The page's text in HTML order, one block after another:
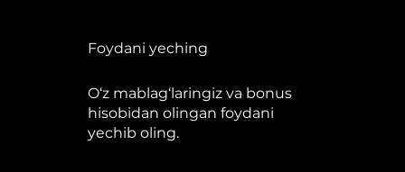
Foydani yeching
O‘z mablag‘laringiz va bonus
hisobidan olingan foydani
yechib oling.